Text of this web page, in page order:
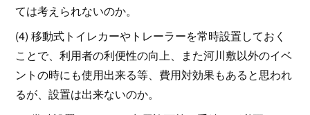
ては考えられないのか。
(4) 移動式トイレカーやトレーラーを常時設置しておく
ことで、利用者の利便性の向上、また河川敷以外のイベ
ントの時にも使用出来る等、費用対効果もあると思われ
るが、設置は出来ないのか。